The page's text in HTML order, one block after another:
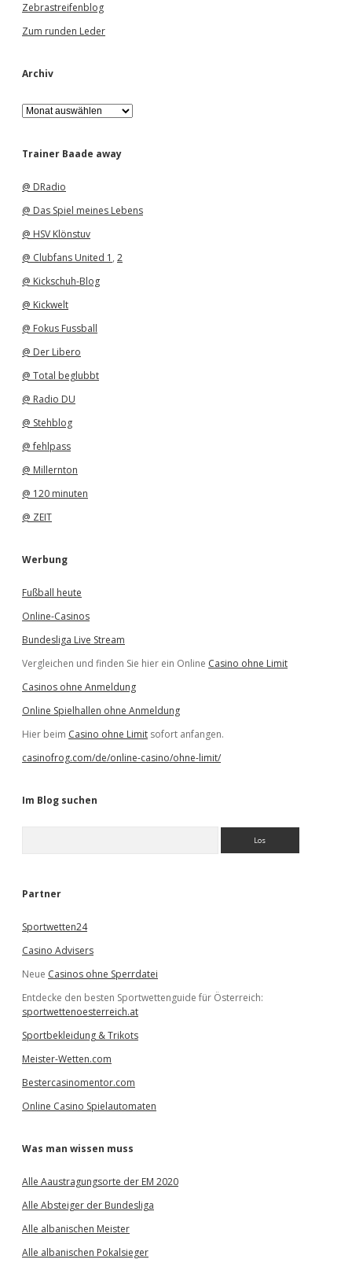
Zebrastreifenblog
Zum runden Leder
Archiv
A
r
h
Trainer Baade away
@ DRadio
@ Das Spiel meines Lebens
@ HSV Klönstuv
@ Clubfans United 1 , 2
@ Kickschuh-Blog
@ Kickwelt
@ Fokus Fussball
@ Der Libero
@ Total beglubbt
@ Radio DU
@ Stehblog
@ fehlpass
@ Millernton
@ 120 minuten
@ ZEIT
Werbung
Fußball heute
Online-Casinos
Bundesliga Live Stream
Vergleichen und finden Sie hier ein Online Casino ohne Limit
Casinos ohne Anmeldung
Online Spielhallen ohne Anmeldung
Hier beim Casino ohne Limit sofort anfangen.
casinofrog.com/de/online-casino/ohne-limit/
Im Blog suchen
e
Partner
Sportwetten24
Casino Advisers
Neue Casinos ohne Sperrdatei
Entdecke den besten Sportwettenguide für Österreich:
sportwettenoesterreich.at
Sportbekleidung & Trikots
Meister-Wetten.com
Bestercasinomentor.com
Online Casino Spielautomaten
Was man wissen muss
Alle Aaustragungsorte der EM 2020
Alle Absteiger der Bundesliga
Alle albanischen Meister
Alle albanischen Pokalsieger